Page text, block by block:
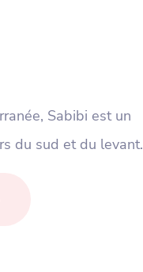
Sabibi est un
du sud et du levant.